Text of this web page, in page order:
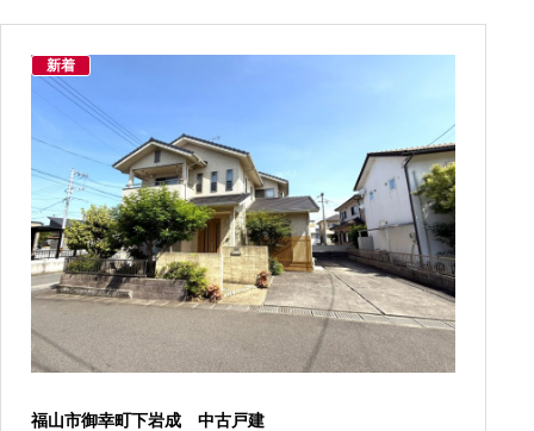
新着
福山市御幸町下岩成 中古戸建